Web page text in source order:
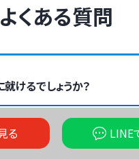
よくある質問
けるでしょうか？
もらえますか？
る LINE